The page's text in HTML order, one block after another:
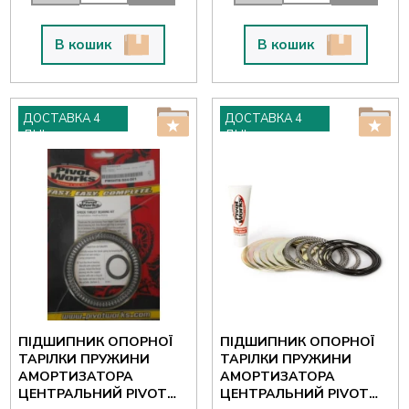
В кошик В кошик
ДОСТАВКА 4
ДНІ
ПІДШИПНИК ОПОРНОЇ
ТАРІЛКИ ПРУЖИНИ
АМОРТИЗАТОРА
ЦЕНТРАЛЬНИЙ PIVOT
ДОСТАВКА 4
ДНІ
ПІДШИПНИК ОПОРНОЇ
ТАРІЛКИ ПРУЖИНИ
АМОРТИЗАТОРА
ЦЕНТРАЛЬНИЙ PIVOT